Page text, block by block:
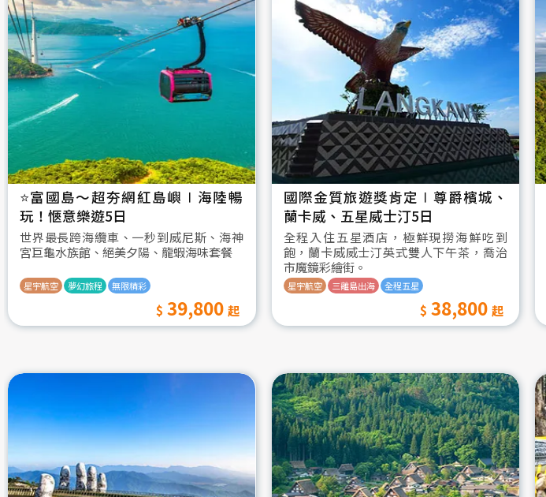
⭐️富國島～超夯網紅島嶼∣海陸暢
玩！愜意樂遊5日
世界最長跨海纜車、一秒到威尼斯、海神
宮巨龜水族館、絕美夕陽、龍蝦海味套餐
星宇航空 夢幻旅程 無限精彩
39,800
國際金質旅遊獎肯定∣尊爵檳城、
蘭卡威、五星威士汀5日
全程入住五星酒店，極鮮現撈海鮮吃到
飽，蘭卡威威士汀英式雙人下午茶，喬治
市魔鏡彩繪街。
星宇航空 三離島出海 全程五星
38,800